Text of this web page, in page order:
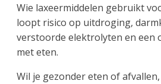
Wie laxeermiddelen gebruikt
loopt risico op uitdroging,
verstoorde elektrolyten en een
met eten.
Wil je gezonder eten of